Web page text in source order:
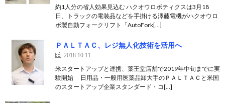
約1人分の省人効果見込む ハクオウロボティクスは3月18
日、トラックの電装品などを手掛ける澤藤電機がハクオウロ
ボ製自動フォークリフト「AutoFork[…]
ＰＡＬＴＡＣ、レジ無人化技術を活用へ
2018.10.11
米スタートアップと連携、薬王堂店舗で2019年中旬までに実
験開始 日用品・一般用医薬品卸大手のＰＡＬＴＡＣと米国
のスタートアップ企業スタンダード・コ[…]